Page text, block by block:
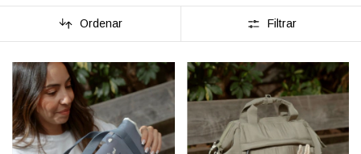
Ordenar Filtrar